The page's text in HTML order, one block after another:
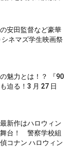
安田監督など豪華
ネマズ学生映画祭
魅力とは！？ 『90
迫る！3 月 27 日
新作はハロウィン
台！ 警察学校組
コナン ハロウィン